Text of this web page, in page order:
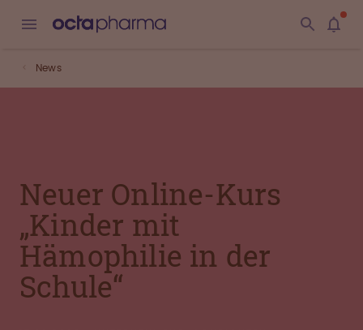
News
Neuer Online-Kurs
„Kinder mit
Hämophilie in der
Schule“